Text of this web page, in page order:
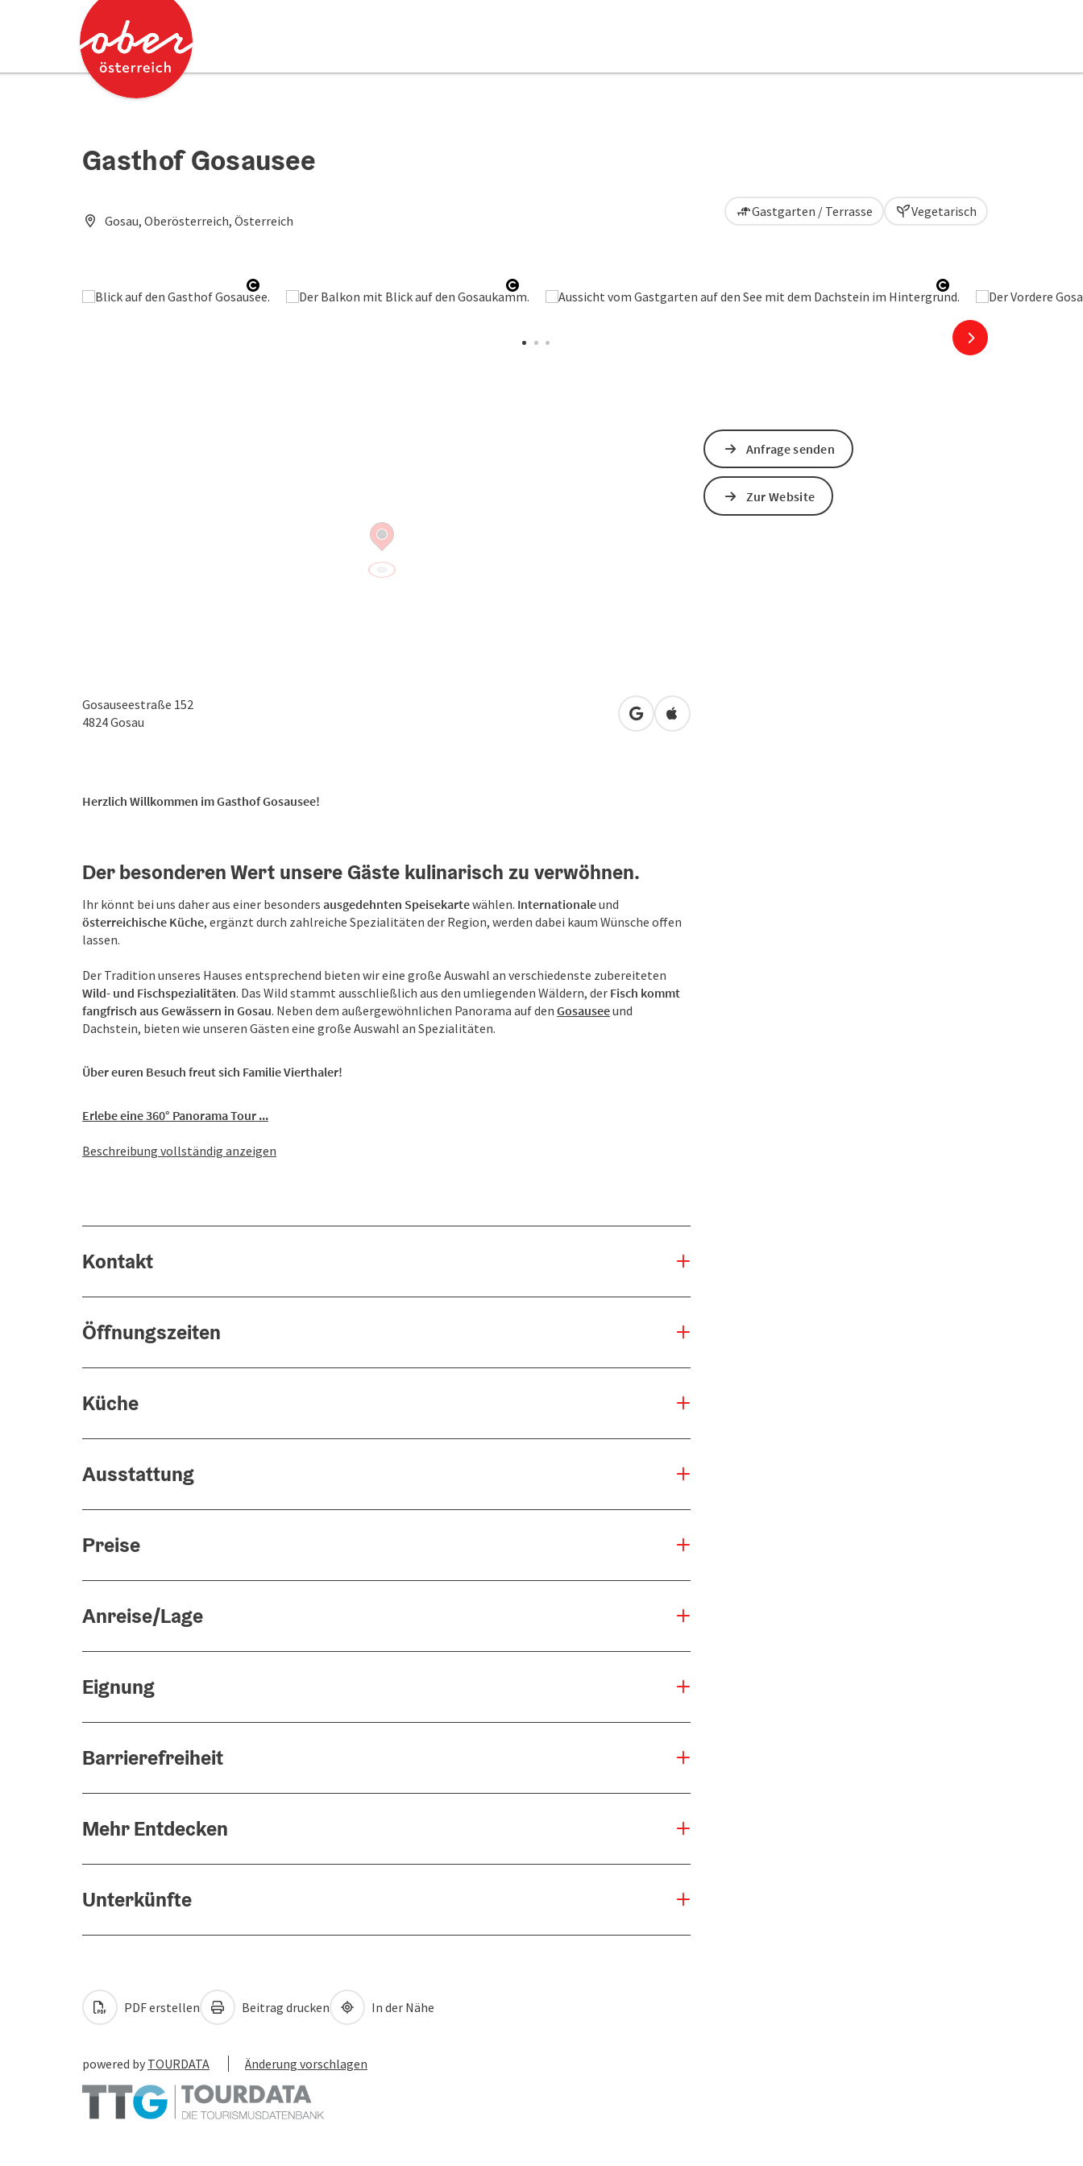
Zum Inhalt
Zum Seitenanfang Accesskey
Gasthof Gosausee
Gosau, Oberösterreich, Österreich
Copyright öffnen Copyright öffnen Copyright öffnen
nächstes Element
Gastgarten / Terrasse Vegetarisch
Gosauseestraße 152
4824Gosau in Google Maps öffnen
in Apple Maps öffnen
Herzlich Willkommen im Gasthof Gosausee!
Der besonderen Wert unsere Gäste kulinarisch zu verwöhnen.
Ihr könnt bei uns daher aus einer besonders ausgedehnten Speisekartewählen. Internationaleund
österreichische Küche, ergänzt durch zahlreiche Spezialitäten der Region, werden dabei kaum Wünsche offen
lassen.
Der Tradition unseres Hauses entsprechend bieten wir eine große Auswahl an verschiedenste zubereiteten
Wild- und Fischspezialitäten. Das Wild stammt ausschließlich aus den umliegenden Wäldern, der Fisch kommt
fangfrisch aus Gewässern in Gosau. Neben dem außergewöhnlichen Panorama auf den Gosauseeund
Dachstein, bieten wie unseren Gästen eine große Auswahl an Spezialitäten.
Über euren Besuch freut sich Familie Vierthaler!
Erlebe eine 360° Panorama Tour ...
Beschreibung vollständig anzeigen
Kontakt
Öffnungszeiten
Küche
Ausstattung
Preise
Anreise/Lage
Eignung
Barrierefreiheit
Mehr Entdecken
Unterkünfte
Anfrage senden
Zur Website
PDF erstellen Beitrag drucken In der Nähe
powered by TOURDATA Änderung vorschlagen